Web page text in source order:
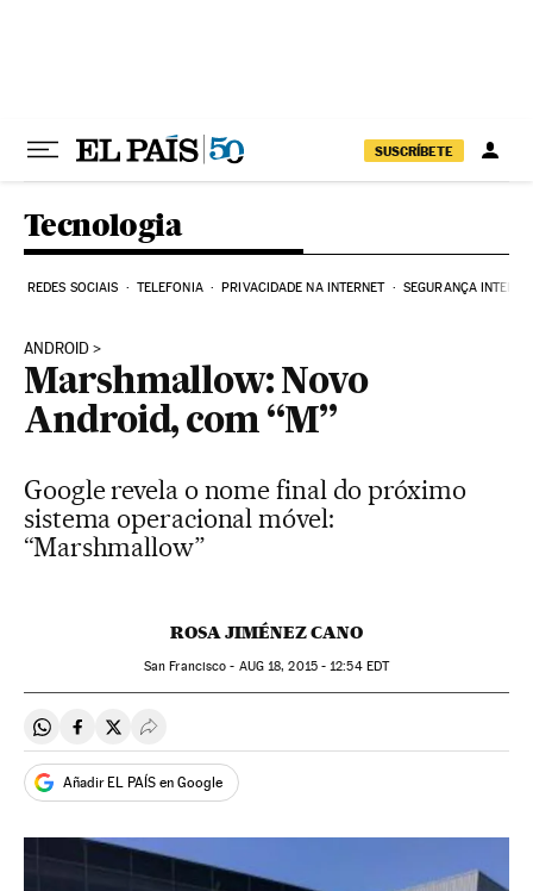
SUSCRÍBETE
Tecnologia
REDES SOCIAIS TELEFONIA PRIVACIDADE NA INTERNET SEGURANÇA
ANDROID
Marshmallow: Novo
Android, com “M”
Google revela o nome final do próximo
sistema operacional móvel:
“Marshmallow”
ROSA JIMÉNEZ CANO
San Francisco - AUG18, 2015 - 12:54EDT
Compartir en Whatsapp
Compartir en Facebook
Compartir en Twitter
Desplegar Redes Sociales
Añadir EL PAÍS en Google